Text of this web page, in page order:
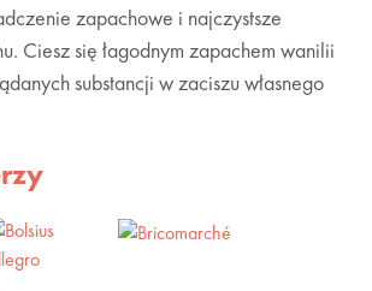
zapachowe i najczystsze
Ciesz się łagodnym zapachem wanilii
substancji w zaciszu własnego